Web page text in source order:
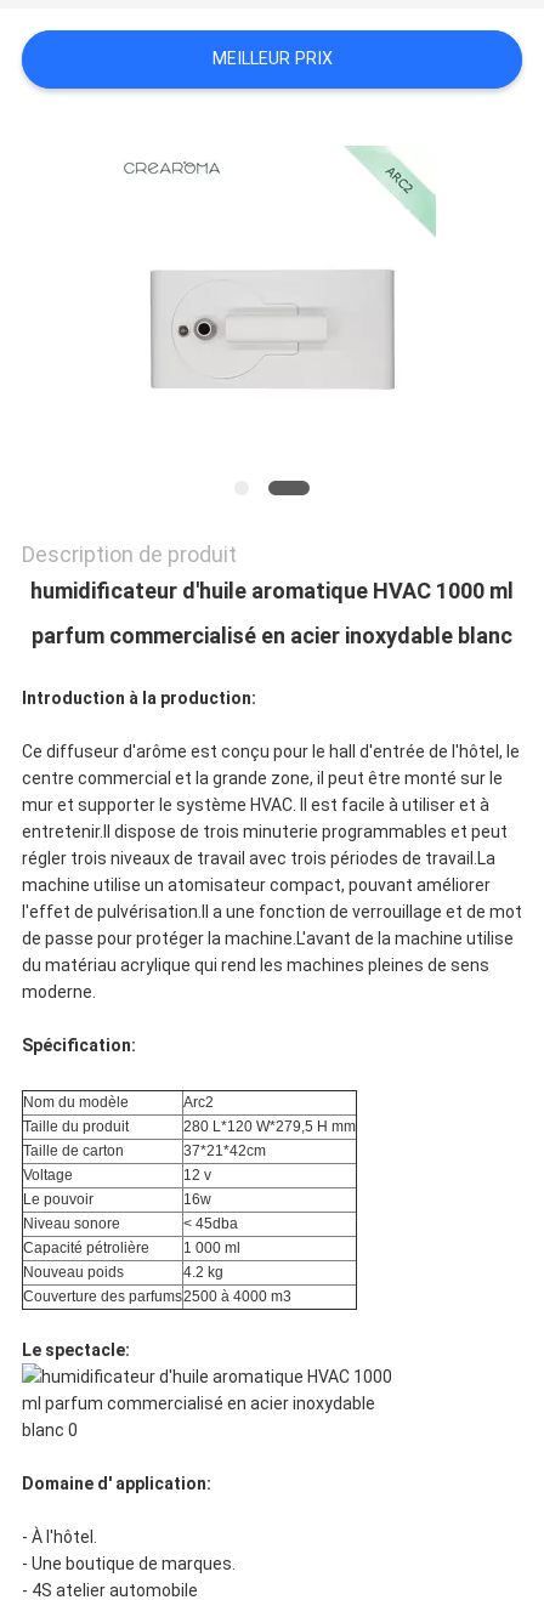
CONTACTEZ-
NOUS
NOUVELLES
DEMANDEZ
CITATION
SITE
CONFIDENTIALITÉ
MEILLEUR PRIX
Description de produit
humidificateur d'huile aromatique HVAC 1000 ml
parfum commercialisé en acier inoxydable blanc
Introduction à la production:
Ce diffuseur d'arôme est conçu pour le hall d'entrée de l'hôtel, le
centre commercial et la grande zone, il peut être monté sur le
mur et supporter le système HVAC. Il est facile à utiliser et à
entretenir.Il dispose de trois minuterie programmables et peut
régler trois niveaux de travail avec trois périodes de travail.La
machine utilise un atomisateur compact, pouvant améliorer
l'effet de pulvérisation.Il a une fonction de verrouillage et de mot
de passe pour protéger la machine.L'avant de la machine utilise
du matériau acrylique qui rend les machines pleines de sens
moderne.
Spécification:
Nom du modèle
Arc2
Taille du produit
280 L*120 W*279,5 H mm
Taille de carton
37*21*42cm
Voltage
12 v
Le pouvoir
16w
Niveau sonore
< 45dba
Capacité pétrolière
1 000 ml
Nouveau poids
4.2 kg
Couverture des parfums2500 à 4000 m3
Le spectacle:
Domaine d' application:
- À l'hôtel.
- Une boutique de marques.
- 4S atelier automobile